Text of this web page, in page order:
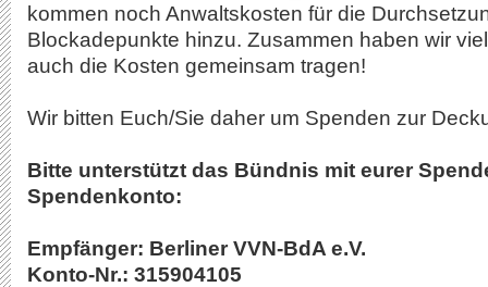
kommen noch Anwaltskosten für die
Blockadepunkte hinzu. Zusammen haben wir
auch die Kosten gemeinsam tragen!
Wir bitten Euch/Sie daher um Spenden zur
Bitte unterstützt das Bündnis mit eurer
Spendenkonto:
Empfänger: Berliner VVN-BdA e.V.
Konto-Nr.: 315904105